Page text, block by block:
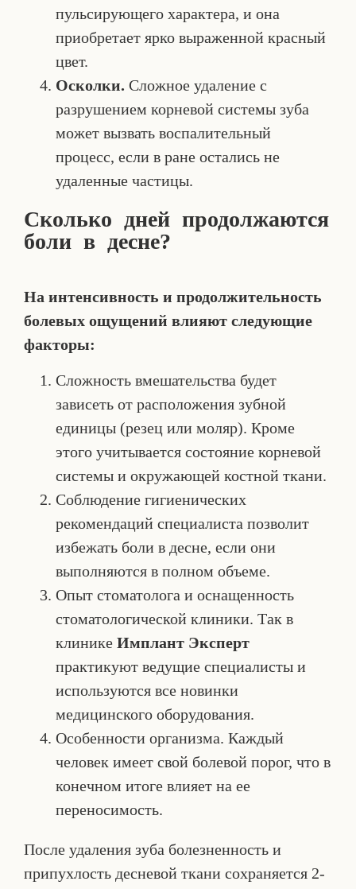
пульсирующего характера, и она
приобретает ярко выраженной красный
цвет.
Осколки. Сложное удаление с
разрушением корневой системы зуба
может вызвать воспалительный
процесс, если в ране остались не
удаленные частицы.
Сколько дней продолжаются
боли в десне?
На интенсивность и продолжительность
болевых ощущений влияют следующие
факторы:
Сложность вмешательства будет
зависеть от расположения зубной
единицы (резец или моляр). Кроме
этого учитывается состояние корневой
системы и окружающей костной ткани.
Соблюдение гигиенических
рекомендаций специалиста позволит
избежать боли в десне, если они
выполняются в полном объеме.
Опыт стоматолога и оснащенность
стоматологической клиники. Так в
клинике Имплант Эксперт
практикуют ведущие специалисты и
используются все новинки
медицинского оборудования.
Особенности организма. Каждый
человек имеет свой болевой порог, что в
конечном итоге влияет на ее
переносимость.
После удаления зуба болезненность и
припухлость десневой ткани сохраняется 2-